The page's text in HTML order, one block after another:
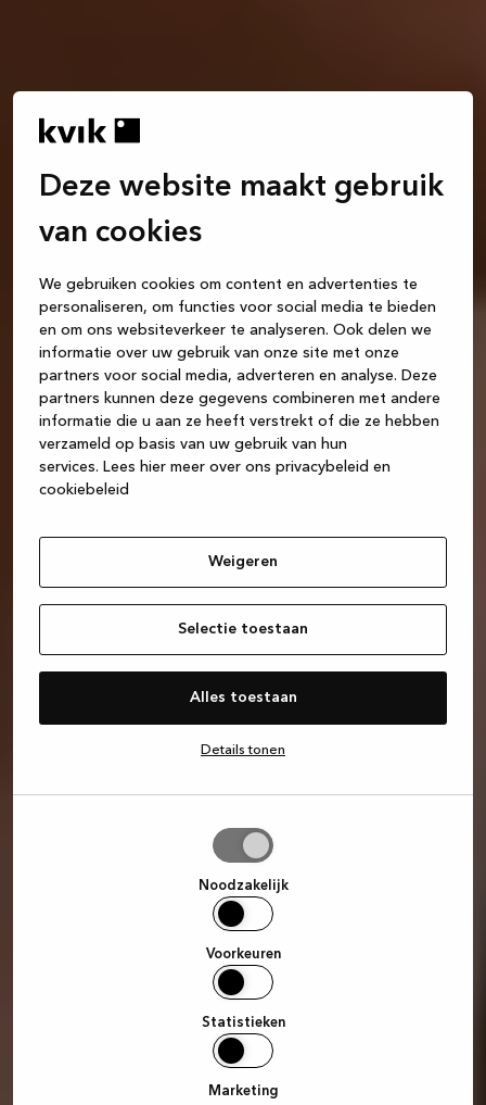
Deze website maakt gebruik
van cookies
We gebruiken cookies om content en advertenties te
personaliseren, om functies voor social media te bieden
en om ons websiteverkeer te analyseren. Ook delen we
informatie over uw gebruik van onze site met onze
partners voor social media, adverteren en analyse. Deze
partners kunnen deze gegevens combineren met andere
informatie die u aan ze heeft verstrekt of die ze hebben
verzameld op basis van uw gebruik van hun
services. Lees hier meer over ons privacybeleid en
cookiebeleid
Weigeren
Selectie toestaan
Alles toestaan
Details tonen
Noodzakelijk
Voorkeuren
Statistieken
Marketing